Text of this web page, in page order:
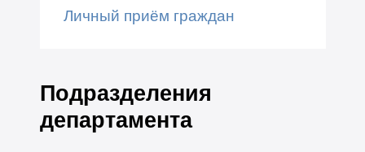
Личный приём граждан
Подразделения
департамента